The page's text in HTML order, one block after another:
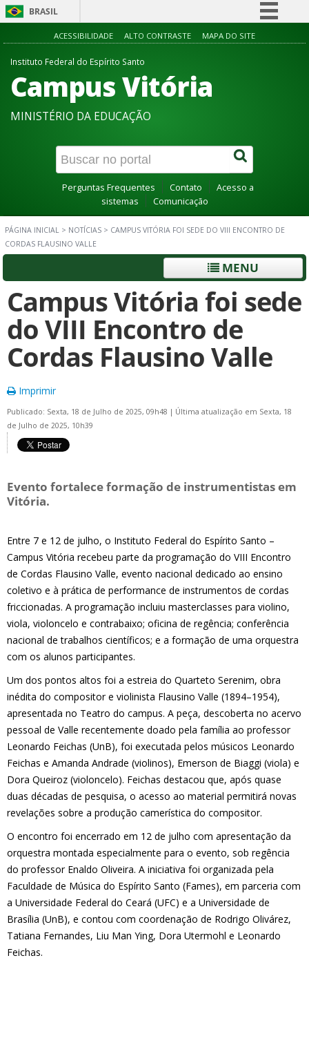
BRASIL
Simplifique!
Acesso à informação
Canais
ACESSIBILIDADE ALTO CONTRASTE MAPA DO SITE
Instituto Federal do Espírito Santo
Campus Vitória
MINISTÉRIO DA EDUCAÇÃO
Perguntas Frequentes Contato
Acesso a
sistemas
Comunicação
PÁGINA INICIAL > NOTÍCIAS > CAMPUS VITÓRIA FOI SEDE DO VIII ENCONTRO DE
CORDAS FLAUSINO VALLE
MENU
Campus Vitória foi sede
do VIII Encontro de
Cordas Flausino Valle
Imprimir
Publicado: Sexta, 18 de Julho de 2025, 09h48 | Última atualização em Sexta, 18
de Julho de 2025, 10h39
Evento fortalece formação de instrumentistas em
Vitória.
Entre 7 e 12 de julho, o Instituto Federal do Espírito Santo –
Campus Vitória recebeu parte da programação do VIII Encontro
de Cordas Flausino Valle, evento nacional dedicado ao ensino
coletivo e à prática de performance de instrumentos de cordas
friccionadas. A programação incluiu masterclasses para violino,
viola, violoncelo e contrabaixo; oficina de regência; conferência
nacional de trabalhos científicos; e a formação de uma orquestra
com os alunos participantes.
Um dos pontos altos foi a estreia do Quarteto Serenim, obra
inédita do compositor e violinista Flausino Valle (1894–1954),
apresentada no Teatro do campus. A peça, descoberta no acervo
pessoal de Valle recentemente doado pela família ao professor
Leonardo Feichas (UnB), foi executada pelos músicos Leonardo
Feichas e Amanda Andrade (violinos), Emerson de Biaggi (viola) e
Dora Queiroz (violoncelo). Feichas destacou que, após quase
duas décadas de pesquisa, o acesso ao material permitirá novas
revelações sobre a produção camerística do compositor.
O encontro foi encerrado em 12 de julho com apresentação da
orquestra montada especialmente para o evento, sob regência
do professor Enaldo Oliveira. A iniciativa foi organizada pela
Faculdade de Música do Espírito Santo (Fames), em parceria com
a Universidade Federal do Ceará (UFC) e a Universidade de
Brasília (UnB), e contou com coordenação de Rodrigo Olivárez,
Tatiana Fernandes, Liu Man Ying, Dora Utermohl e Leonardo
Feichas.